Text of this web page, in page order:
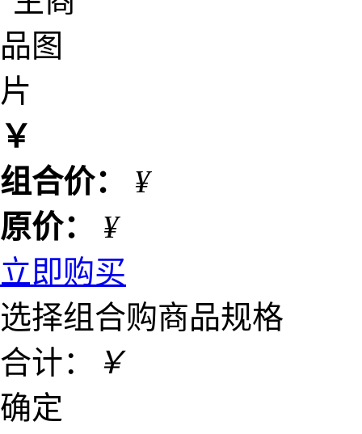
￥
组合价： ¥
原价： ¥
立即购买
选择组合购商品规格
合计：
￥
确定